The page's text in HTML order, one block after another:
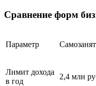
Сравнение форм
Параметр
Лимит дохода
в год
2,4 млн